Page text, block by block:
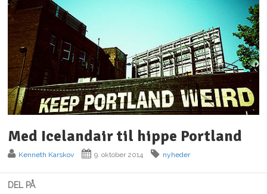
Med Icelandair til hippe Portland
Kenneth Karskov 9. oktober 2014 nyheder
DEL PÅ